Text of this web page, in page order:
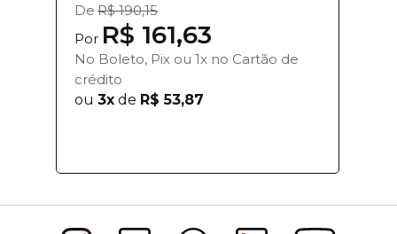
De R$ 190,15
Por R$ 161,63
No Boleto, Pix ou 1x no Cartão de
crédito
ou 3x de R$ 53,87